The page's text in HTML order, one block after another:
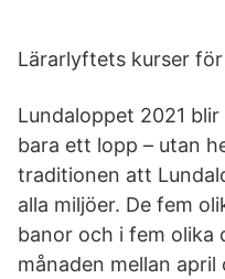
Lärarlyftets kurser
Lundaloppet 2021
bara ett lopp – utan
traditionen att
alla miljöer. De fem
banor och i fem olika
månaden mellan